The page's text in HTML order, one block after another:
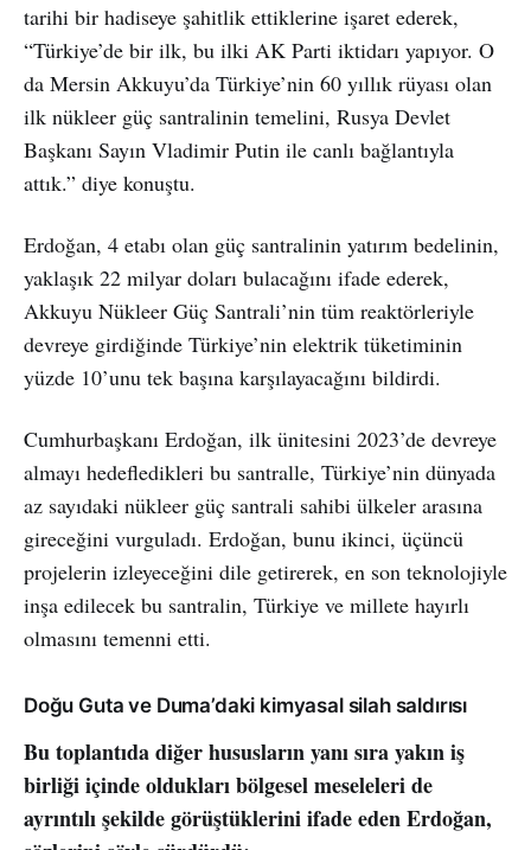
tarihi bir hadiseye şahitlik ettiklerine işaret ederek,
“Türkiye’de bir ilk, bu ilki AK Parti iktidarı yapıyor. O
da Mersin Akkuyu’da Türkiye’nin 60 yıllık rüyası olan
ilk nükleer güç santralinin temelini, Rusya Devlet
Başkanı Sayın Vladimir Putin ile canlı bağlantıyla
attık.” diye konuştu.
Erdoğan, 4 etabı olan güç santralinin yatırım bedelinin,
yaklaşık 22 milyar doları bulacağını ifade ederek,
Akkuyu Nükleer Güç Santrali’nin tüm reaktörleriyle
devreye girdiğinde Türkiye’nin elektrik tüketiminin
yüzde 10’unu tek başına karşılayacağını bildirdi.
Cumhurbaşkanı Erdoğan, ilk ünitesini 2023’de devreye
almayı hedefledikleri bu santralle, Türkiye’nin dünyada
az sayıdaki nükleer güç santrali sahibi ülkeler arasına
gireceğini vurguladı. Erdoğan, bunu ikinci, üçüncü
projelerin izleyeceğini dile getirerek, en son teknolojiyle
inşa edilecek bu santralin, Türkiye ve millete hayırlı
olmasını temenni etti.
Doğu Guta ve Duma’daki kimyasal silah saldırısı
Bu toplantıda diğer hususların yanı sıra yakın iş
birliği içinde oldukları bölgesel meseleleri de
ayrıntılı şekilde görüştüklerini ifade eden Erdoğan,